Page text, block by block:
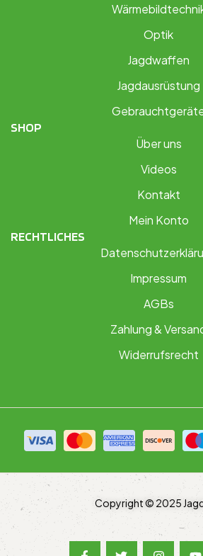
Optik
Jagdwaffen
Jagdausrüstung
SHOP
Über uns
Videos
Kontakt
Mein Konto
RECHTLICHES
Impressum
AGBs
Zahlung &
Widerrufsrecht
Copyright © 2025